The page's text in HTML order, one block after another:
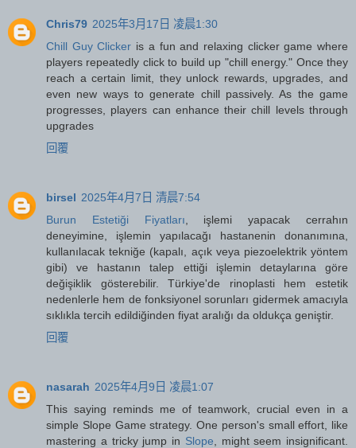
Chris79 2025年3月17日 凌晨1:30
Chill Guy Clicker is a fun and relaxing clicker game where
players repeatedly click to build up "chill energy." Once they
reach a certain limit, they unlock rewards, upgrades, and
even new ways to generate chill passively. As the game
progresses, players can enhance their chill levels through
upgrades
回覆
birsel 2025年4月7日 清晨7:54
Burun Estetiği Fiyatları , işlemi yapacak cerrahın
deneyimine, işlemin yapılacağı hastanenin donanımına,
kullanılacak tekniğe (kapalı, açık veya piezoelektrik yöntem
gibi) ve hastanın talep ettiği işlemin detaylarına göre
değişiklik gösterebilir. Türkiye'de rinoplasti hem estetik
nedenlerle hem de fonksiyonel sorunları gidermek amacıyla
sıklıkla tercih edildiğinden fiyat aralığı da oldukça geniştir.
回覆
nasarah 2025年4月9日 凌晨1:07
This saying reminds me of teamwork, crucial even in a
simple Slope Game strategy. One person's small effort, like
mastering a tricky jump in Slope , might seem insignificant.